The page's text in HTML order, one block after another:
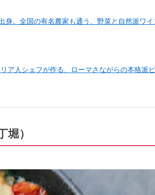
身。全国の有名農家も通う、野菜と自然派ワ
ア人シェフが作る、ローマさながらの本格派
）